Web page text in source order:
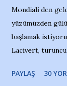
Mondiali den
yüzümüzden
başlamak
Lacivert, turuncu
irkildim..
PAYLAŞ 30